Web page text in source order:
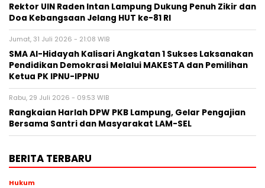
Rektor UIN Raden Intan Lampung Dukung Penuh Zikir dan
Doa Kebangsaan Jelang HUT ke-81 RI
Jumat, 31 Juli 2026 - 21:08 WIB
SMA Al-Hidayah Kalisari Angkatan 1 Sukses Laksanakan
Pendidikan Demokrasi Melalui MAKESTA dan Pemilihan
Ketua PK IPNU-IPPNU
Rabu, 29 Juli 2026 - 09:53 WIB
Rangkaian Harlah DPW PKB Lampung, Gelar Pengajian
Bersama Santri dan Masyarakat LAM-SEL
BERITA TERBARU
Hukum